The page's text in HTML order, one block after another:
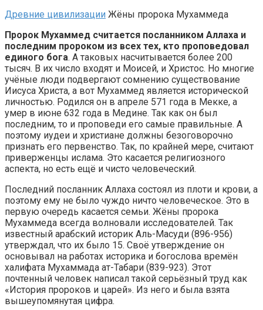
Древние цивилизации Жёны пророка Мухаммеда
Пророк Мухаммед считается посланником Аллаха и
последним пророком из всех тех, кто проповедовал
единого бога. А таковых насчитывается более 200
тысяч. В их число входят и Моисей, и Христос. Но многие
учёные люди подвергают сомнению существование
Иисуса Христа, а вот Мухаммед является исторической
личностью. Родился он в апреле 571 года в Мекке, а
умер в июне 632 года в Медине. Так как он был
последним, то и проповеди его самые правильные. А
поэтому иудеи и христиане должны безоговорочно
признать его первенство. Так, по крайней мере, считают
приверженцы ислама. Это касается религиозного
аспекта, но есть ещё и чисто человеческий.
Последний посланник Аллаха состоял из плоти и крови, а
поэтому ему не было чуждо ничто человеческое. Это в
первую очередь касается семьи. Жёны пророка
Мухаммеда всегда волновали исследователей. Так
известный арабский историк Аль-Масуди (896-956)
утверждал, что их было 15. Своё утверждение он
основывал на работах историка и богослова времён
халифата Мухаммада ат-Табари (839-923). Этот
почтенный человек написал такой серьёзный труд как
«История пророков и царей». Из него и была взята
вышеупомянутая цифра.